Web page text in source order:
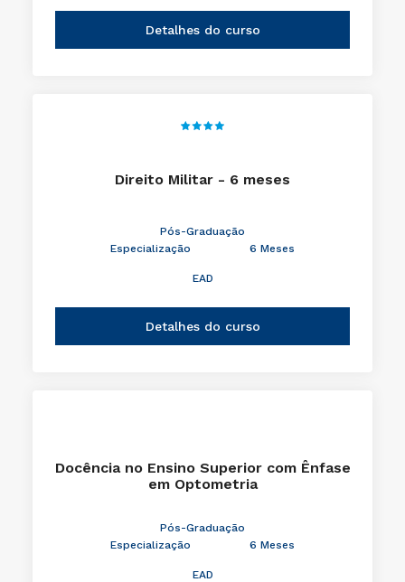
Detalhes do curso
Direito Militar - 6 meses
Pós-Graduação
Especialização
6 Meses
EAD
Detalhes do curso
Docência no Ensino Superior com Ênfase
em Optometria
Pós-Graduação
Especialização
6 Meses
EAD